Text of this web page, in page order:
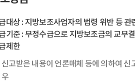
대상 : 지방보조사업자의 법령 위반 등
기준 : 부정수급으로 지방보조금의 교부
제한
신고받은 내용이 언론매체 등에 의하여
우